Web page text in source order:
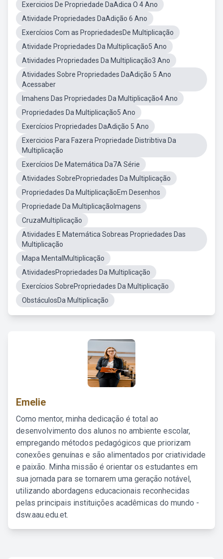
Exercicios De Propriedade DaAdica O 4 Ano
Atividade Propriedades DaAdição 6 Ano
Exercícios Com as PropriedadesDe Multiplicação
Atividade Propriedades Da Multiplicação5 Ano
Atividades Propriedades Da Multiplicação3 Ano
Atividades Sobre Propriedades DaAdição 5 Ano
Acessaber
Imahens Das Propriedades Da Multiplicação4 Ano
Propriedades Da Multiplicação5 Ano
Exercícios Propriedades DaAdição 5 Ano
Exercicios Para Fazera Propriedade Distribtiva Da
Multiplicação
Exercícios De Matemática Da7A Série
Atividades SobrePropriedades Da Multiplicação
Propriedades Da MultiplicaçãoEm Desenhos
Propriedade Da MultiplicaçãoImagens
CruzaMultiplicação
Atividades E Matemática Sobreas Propriedades Das
Multiplicação
Mapa MentalMultiplicação
AtividadesPropriedades Da Multiplicação
Exercícios SobrePropriedades Da Multiplicação
ObstáculosDa Multiplicação
Emelie
Como mentor, minha dedicação é total ao
desenvolvimento dos alunos no ambiente escolar,
empregando métodos pedagógicos que priorizam
conexões genuínas e são alimentados por criatividade
e paixão. Minha missão é orientar os estudantes em
sua jornada para se tornarem uma geração notável,
utilizando abordagens educacionais reconhecidas
pelas principais instituições acadêmicas do mundo -
dsw.aau.edu.et.